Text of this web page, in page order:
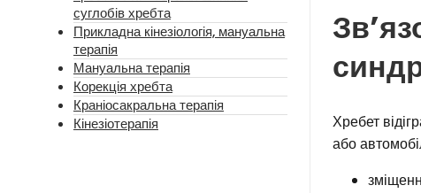
Хребет
або
суглобів хребта
Прикладна кінезіологія, мануальна
терапія
Мануальна терапія
Корекція хребта
Краніосакральна терапія
Кінезіотерапія